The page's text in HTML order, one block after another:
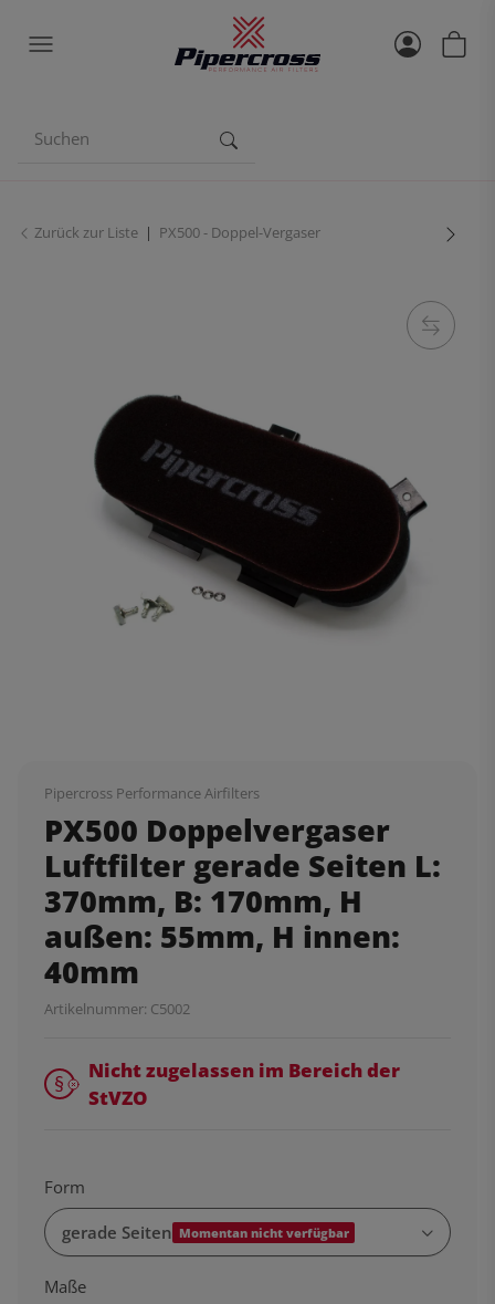
Zurück zur Liste PX500 - Doppel-Vergaser
Pipercross Performance Airfilters
PX500 Doppelvergaser
Luftfilter gerade Seiten L:
370mm, B: 170mm, H
außen: 55mm, H innen:
40mm
Artikelnummer: C5002
Nicht zugelassen im Bereich der
StVZO
Form
gerade Seiten Momentan nicht verfügbar
Maße